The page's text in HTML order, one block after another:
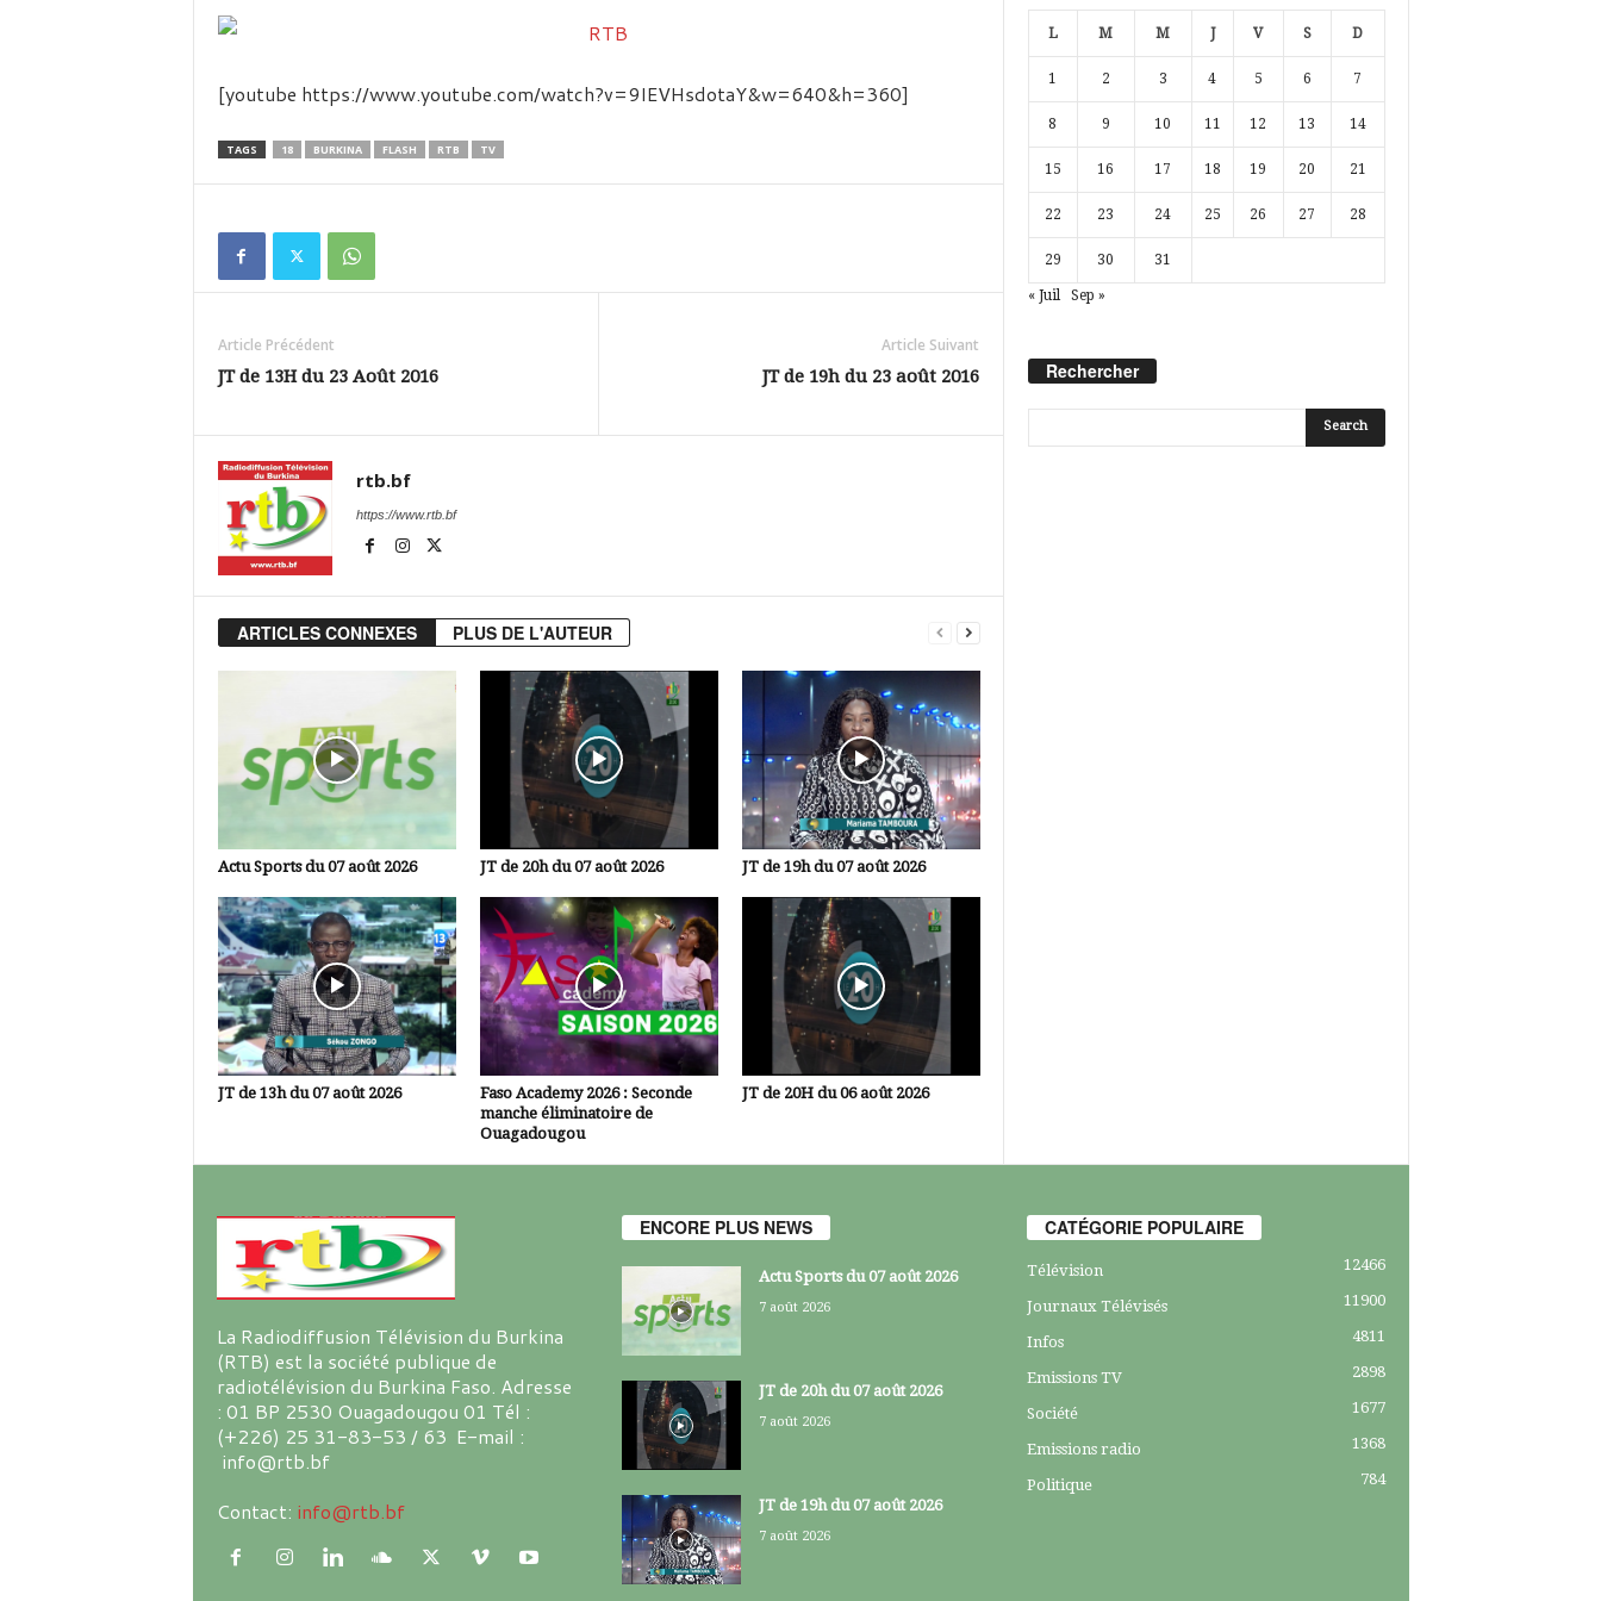
d
k
[youtube https://www.youtube.com/watch?v=9IEVHsdotaY&w=640&h=360]
TAGS 18 BURKINA FLASH RTB TV
Article Précédent
JT de 13H du 23 Août 2016
Article Suivant
JT de 19h du 23 août 2016
rtb.bf
https://www.rtb.bf
ARTICLES CONNEXES PLUS DE L'AUTEUR
Actu Sports du 07 août 2026 JT de 20h du 07 août 2026 JT de 19h du 07 août 2026
JT de 13h du 07 août 2026
Faso Academy 2026 : Seconde
manche éliminatoire de
Ouagadougou
JT de 20H du 06 août 2026
L M M J V S D
1 2 3 4 5 6 7
8 9 10 11 12 13 14
15 16 17 18 19 20 21
22 23 24 25 26 27 28
29 30 31
« Juil Sep »
Rechercher
La Radiodiffusion Télévision du Burkina
(RTB) est la société publique de
radiotélévision du Burkina Faso. Adresse
: 01 BP 2530 Ouagadougou 01 Tél :
(+226) 25 31-83-53 / 63 E-mail :
info@rtb.bf
Contact: info@rtb.bf
ENCORE PLUS NEWS
Actu Sports du 07 août 2026
7 août 2026
JT de 20h du 07 août 2026
7 août 2026
JT de 19h du 07 août 2026
7 août 2026
CATÉGORIE POPULAIRE
Télévision 12466
Journaux Télévisés 11900
Infos 4811
Emissions TV 2898
Société 1677
Emissions radio 1368
Politique 784